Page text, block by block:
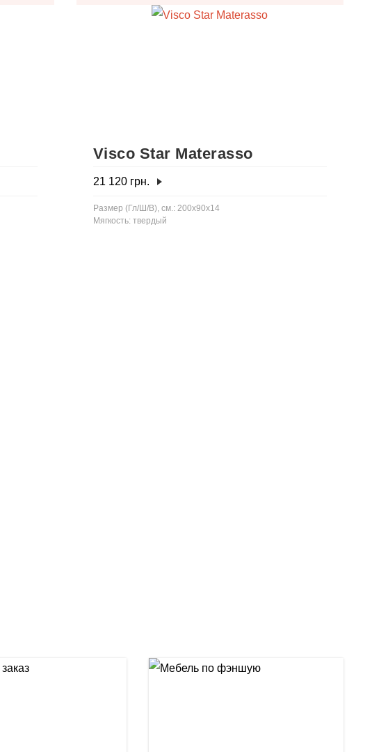
Visco Star Materasso
21 120грн.
Размер (Гл/Ш/В), см.: 200x90x14
Мягкость: твердый